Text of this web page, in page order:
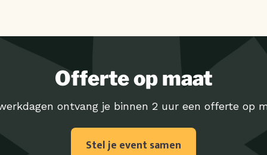
Offerte op maat
ontvang je binnen 2 uur een offerte op
Stel je event samen